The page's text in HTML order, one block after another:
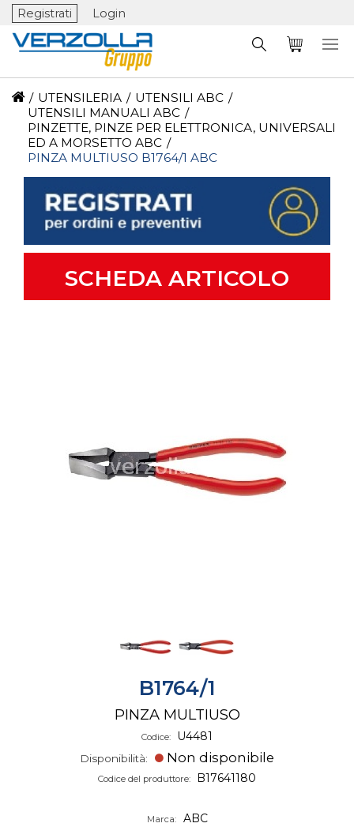
Registrati Login
/ UTENSILERIA / UTENSILI ABC /
UTENSILI MANUALI ABC /
PINZETTE, PINZE PER ELETTRONICA, UNIVERSALI
ED A MORSETTO ABC /
PINZA MULTIUSO B1764/1 ABC
SCHEDA ARTICOLO
B1764/1
PINZA MULTIUSO
Codice: U4481
Disponibilità: Non disponibile
Codice del produttore: B17641180
Marca: ABC